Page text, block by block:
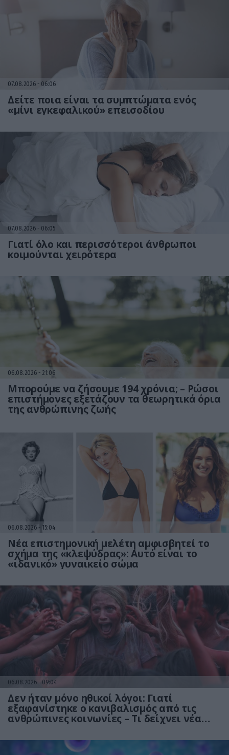
07.08.2026 06:06
Δείτε ποια είναι τα συμπτώματα ενός
«μίνι εγκεφαλικού» επεισοδίου
07.08.2026 06:05
Γιατί όλο και περισσότεροι άνθρωποι
κοιμούνται χειρότερα
06.08.2026 21:06
Μπορούμε να ζήσουμε 194 χρόνια; – Ρώσοι
επιστήμονες εξετάζουν τα θεωρητικά όρια
της ανθρώπινης ζωής
06.08.2026 15:04
Νέα επιστημονική μελέτη αμφισβητεί το
σχήμα της «κλεψύδρας»: Αυτό είναι το
«ιδανικό» γυναικείο σώμα
06.08.2026 09:04
Δεν ήταν μόνο ηθικοί λόγοι: Γιατί
εξαφανίστηκε ο κανιβαλισμός από τις
ανθρώπινες κοινωνίες – Τι δείχνει νέα